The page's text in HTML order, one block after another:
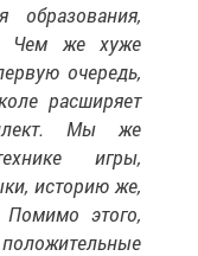
Чем же хуже
очередь,
расширяет
Мы же
игры,
историю же,
Помимо этого,